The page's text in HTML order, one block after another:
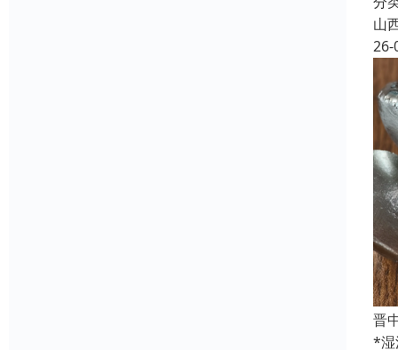
山
26-
晋
*湿